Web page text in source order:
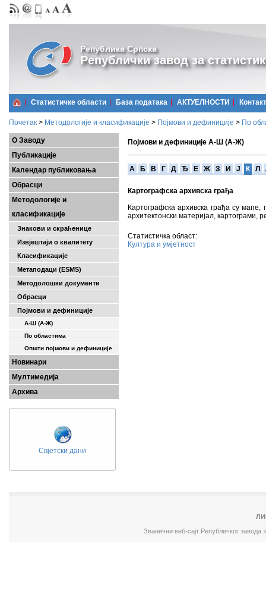
Република Српска
Републички завод за
Статистичке области Базa података АКТУЕЛНОСТИ Контакт
Почетак > Методологије и класификације > Појмови и дефиниције > По
О Заводу
Публикације
Календар публиковања
Обрасци
Методологије и
класификације
Знакови и скраћенице
Извјештаји о квалитету
Класификације
Метаподаци (ESMS)
Методолошки документи
Обрасци
Појмови и дефиниције
А-Ш (A-Ж)
По областима
Општи појмови и дефиниције
Новинари
Мултимедија
Архива
Свјетски дани
Појмови и дефиниције А-Ш (А-Ж)
A Б В Г Д Ђ Е Ж З И Ј К Л
Картографска архивска грађа
Картографска архивска грађа су
архитектонски материјал,
Статистичка област:
Култура и умјетност
Званични веб-сајт Републичког